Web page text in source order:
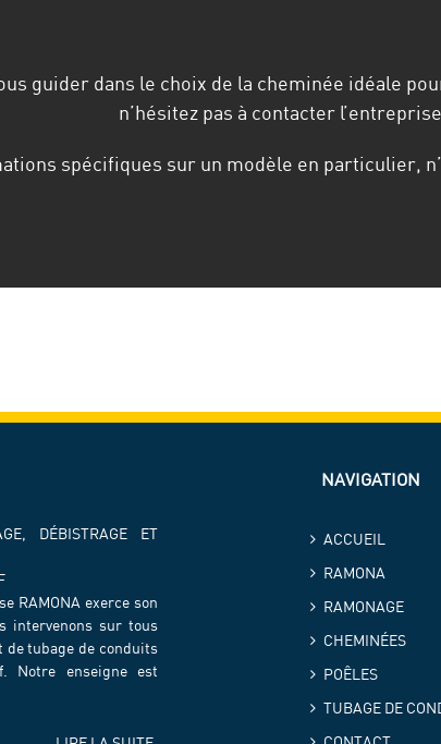
guider dans le choix de la cheminée idéale
n’hésitez pas à contacter
spécifiques sur un modèle en particulier,
DÉBISTRAGE ET
RAMONA exerce son
intervenons sur tous
de tubage de conduits
Notre enseigne est
NAVIGATION
ACCUEIL
RAMONA
RAMONAGE
CHEMINÉES
POÊLES
TUBAGE DE